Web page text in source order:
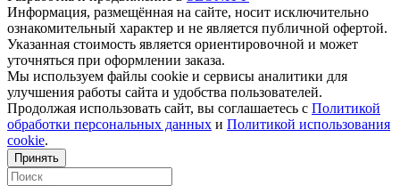
Информация, размещённая на сайте, носит исключительно
ознакомительный характер и не является публичной офертой.
Указанная стоимость является ориентировочной и может
уточняться при оформлении заказа.
Мы используем файлы cookie и сервисы аналитики для
улучшения работы сайта и удобства пользователей.
Продолжая использовать сайт, вы соглашаетесь с Политикой
обработки персональных данных и Политикой использования
cookie.
Принять